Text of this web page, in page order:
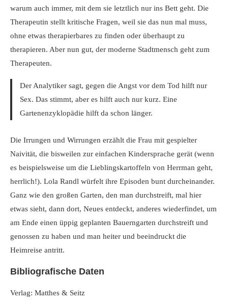
warum auch immer, mit dem sie letztlich nur ins Bett geht. Die
Therapeutin stellt kritische Fragen, weil sie das nun mal muss,
ohne etwas therapierbares zu finden oder überhaupt zu
therapieren. Aber nun gut, der moderne Stadtmensch geht zum
Therapeuten.
Der Analytiker sagt, gegen die Angst vor dem Tod hilft nur
Sex. Das stimmt, aber es hilft auch nur kurz. Eine
Gartenenzyklopädie hilft da schon länger.
Die Irrungen und Wirrungen erzählt die Frau mit gespielter
Naivität, die bisweilen zur einfachen Kindersprache gerät (wenn
es beispielsweise um die Lieblingskartoffeln von Herrman geht,
herrlich!). Lola Randl würfelt ihre Episoden bunt durcheinander.
Ganz wie den großen Garten, den man durchstreift, mal hier
etwas sieht, dann dort, Neues entdeckt, anderes wiederfindet, um
am Ende einen üppig geplanten Bauerngarten durchstreift und
genossen zu haben und man heiter und beeindruckt die
Heimreise antritt.
Bibliografische Daten
Verlag: Matthes & Seitz